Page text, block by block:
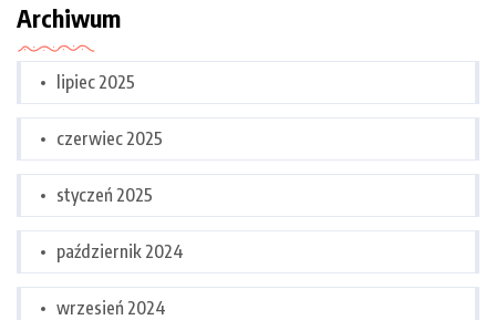
Archiwum
lipiec 2025
czerwiec 2025
styczeń 2025
październik 2024
wrzesień 2024